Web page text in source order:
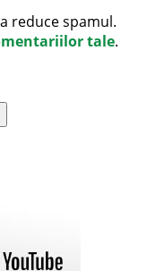
reduce spamul.
tale.